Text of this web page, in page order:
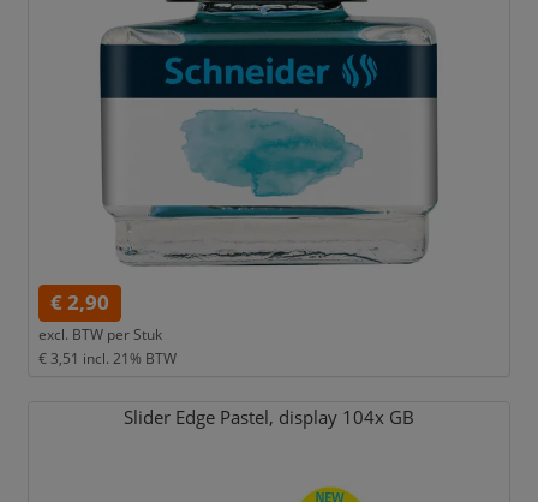
€ 2,90
excl. BTW per Stuk
€ 3,51 incl. 21% BTW
Slider Edge Pastel, display 104x GB